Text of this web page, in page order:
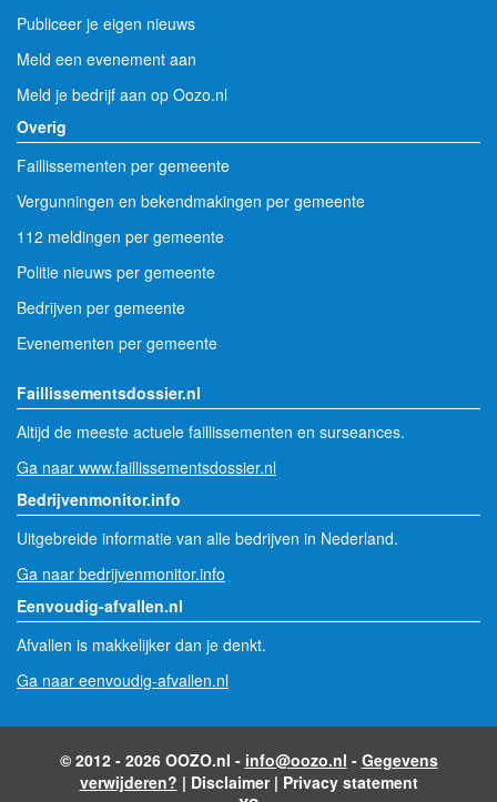
Publiceer je eigen nieuws
Meld een evenement aan
Meld je bedrijf aan op Oozo.nl
Overig
Faillissementen per gemeente
Vergunningen en bekendmakingen per gemeente
112 meldingen per gemeente
Politie nieuws per gemeente
Bedrijven per gemeente
Evenementen per gemeente
Faillissementsdossier.nl
Altijd de meeste actuele faillissementen en surseances.
Ga naar www.faillissementsdossier.nl
Bedrijvenmonitor.info
Uitgebreide informatie van alle bedrijven in Nederland.
Ga naar bedrijvenmonitor.info
Eenvoudig-afvallen.nl
Afvallen is makkelijker dan je denkt.
Ga naar eenvoudig-afvallen.nl
© 2012 - 2026 OOZO.nl - info@oozo.nl - Gegevens
verwijderen? | Disclaimer| Privacy statement